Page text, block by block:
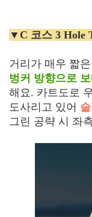
▼C 코스 3 Hole
거리가 매우 짧
벙커 방향으로
해요. 카트도로
도사리고 있어
그린 공략 시 좌